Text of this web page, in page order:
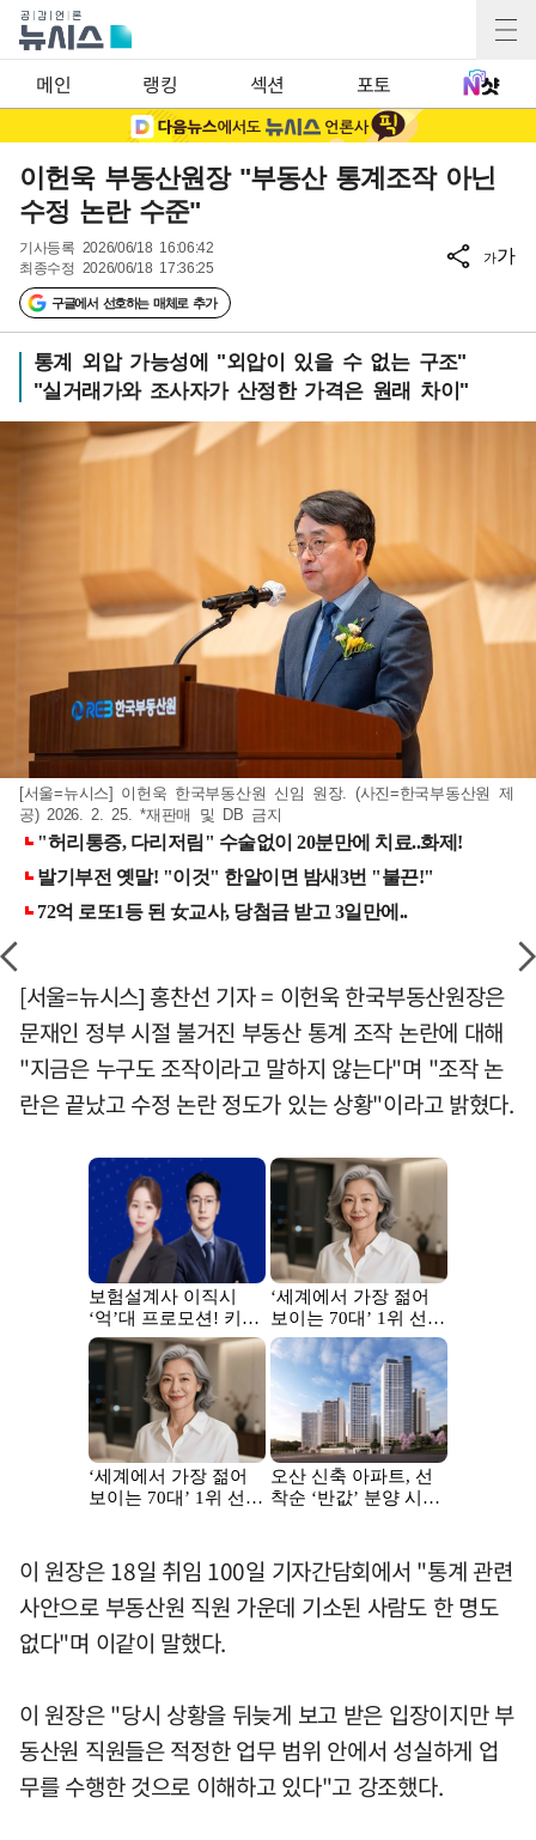
메인 랭킹 섹션 포토
이헌욱 부동산원장 "부동산 통계조작 아닌
수정 논란 수준"
기사등록 2026/06/18 16:06:42
최종수정 2026/06/18 17:36:25
구글에서 선호하는 매체로 추가
가가
통계 외압 가능성에 "외압이 있을 수 없는 구조"
"실거래가와 조사자가 산정한 가격은 원래 차이"
[서울=뉴시스] 이헌욱 한국부동산원 신임 원장. (사진=한국부동산원 제
공) 2026. 2. 25. *재판매 및 DB 금지
[서울=뉴시스] 홍찬선 기자 = 이헌욱 한국부동산원장은
문재인 정부 시절 불거진 부동산 통계 조작 논란에 대해
"지금은 누구도 조작이라고 말하지 않는다"며 "조작 논
란은 끝났고 수정 논란 정도가 있는 상황"이라고 밝혔다.
이 원장은 18일 취임 100일 기자간담회에서 "통계 관련
사안으로 부동산원 직원 가운데 기소된 사람도 한 명도
없다"며 이같이 말했다.
이 원장은 "당시 상황을 뒤늦게 보고 받은 입장이지만 부
동산원 직원들은 적정한 업무 범위 안에서 성실하게 업
무를 수행한 것으로 이해하고 있다"고 강조했다.